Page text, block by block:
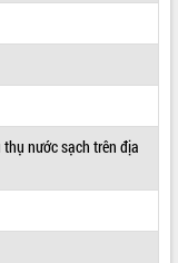
nước sạch trên địa